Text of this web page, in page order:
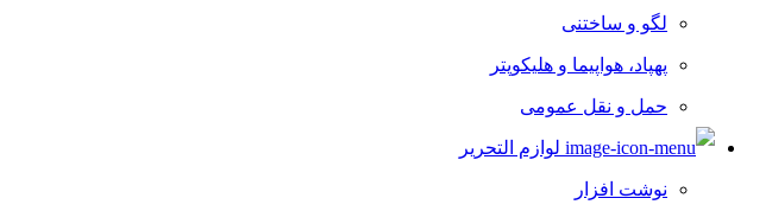
ست پیک نیک
ست نظافت
سیسمونی عروسک
لوازم ورزشی
بازی های ورزشی
لگو و ساختنی
پهپاد، هواپیما و هلیکوپتر
حمل و نقل عمومی
لوازم التحریر
نوشت افزار